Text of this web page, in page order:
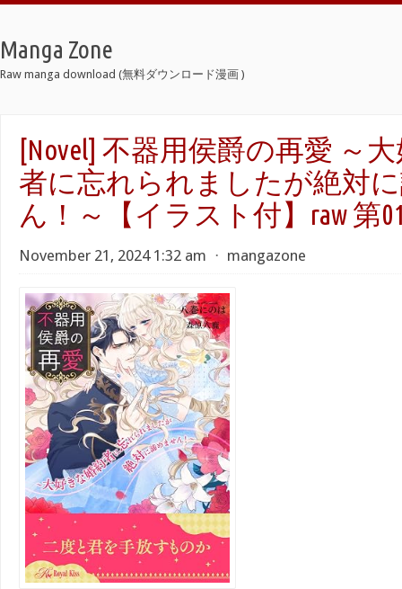
Manga Zone
Raw manga download (無料ダウンロード漫画 )
[Novel] 不器用侯爵の再愛 ～
者に忘れられましたが絶対
ん！～【イラスト付】raw 第
November 21, 2024 1:32 am ⋅ mangazone